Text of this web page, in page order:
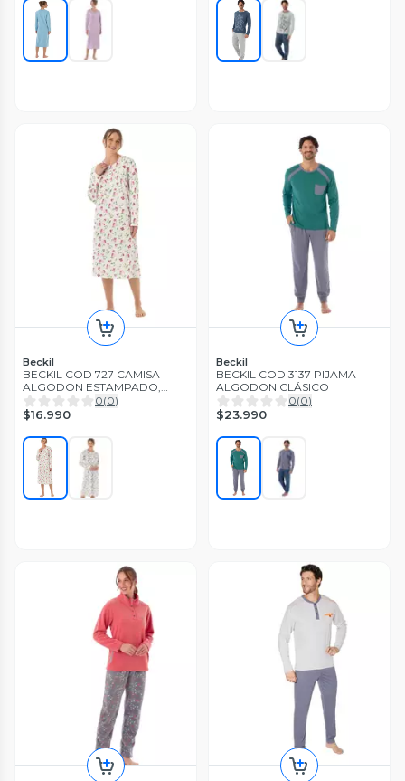
Beckil
BECKIL COD 727 CAMISA
ALGODON ESTAMPADO,
MANGA LARGA
0(0)
$16.990
Beckil
BECKIL COD 3137 PIJAMA
ALGODON CLÁSICO
0(0)
$23.990